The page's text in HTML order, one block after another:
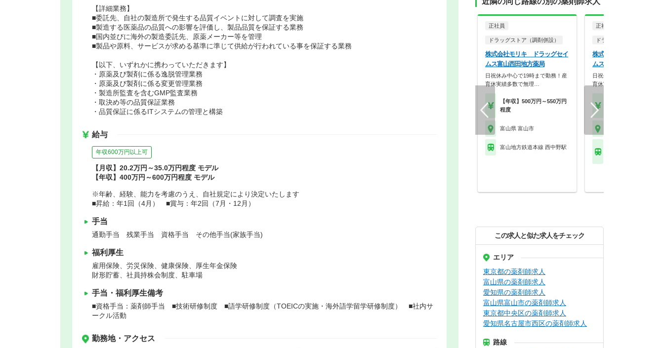
【詳細業務】
■委託先、自社の製造所で発生する品質イベントに対して調査を実施
■製造する医薬品の品質への影響を評価し、製品品質を保証する業務
■国内並びに海外の製造委託先、原薬メーカー等を管理
■製品や原料、サービスが求める基準に準じて供給が行われている事を保証する業務
【以下、いずれかに携わっていただきます】
・原薬及び製剤に係る逸脱管理業務
・原薬及び製剤に係る変更管理業務
・製造所監査を含むGMP監査業務
・取決め等の品質保証業務
・品質保証に係るITシステムの管理と構築
給与
年収600万円以上可
【月収】20.2万円～35.0万円程度 モデル
【年収】400万円～600万円程度 モデル
※年齢、経験、能力を考慮のうえ、自社規定により決定いたします
■昇給：年1回（4月） ■賞与：年2回（7月・12月）
手当
通勤手当 残業手当 資格手当 その他手当(家族手当)
福利厚生
雇用保険、労災保険、健康保険、厚生年金保険
財形貯蓄、社員持株会制度、駐車場
手当・福利厚生備考
■資格手当：薬剤師手当 ■技術研修制度 ■語学研修制度（TOEICの実施・海外語学留学研修制度） ■社内サ
ークル活動
勤務地・アクセス
正社員
ドラッグストア（調剤併設）
株式会社モリキ ドラッグセイ
ムス富山西田地方薬局
日祝休み中心で19時まで勤務！産
育休実績多数で無理…
【年収】500万円～550万円
程度
富山県 富山市
富山地方鉄道本線 西中野駅
正社員
ドラッグストア（調剤併設
株式会社モリキ ドラッ
ムス富山神通本町薬局
日祝休み中心で19時まで勤
育休実績多数で無理…
この求人と似た求人をチェック
エリア
東京都の薬剤師求人
富山県の薬剤師求人
愛知県の薬剤師求人
富山県富山市の薬剤師求人
東京都中央区の薬剤師求人
愛知県名古屋市西区の薬剤師求人
路線